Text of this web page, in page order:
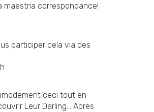
maestria correspondance!
participer cela via des
ceci tout en
Leur Darling… Apres